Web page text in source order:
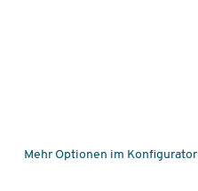
Mehr Optionen im Konfigurator